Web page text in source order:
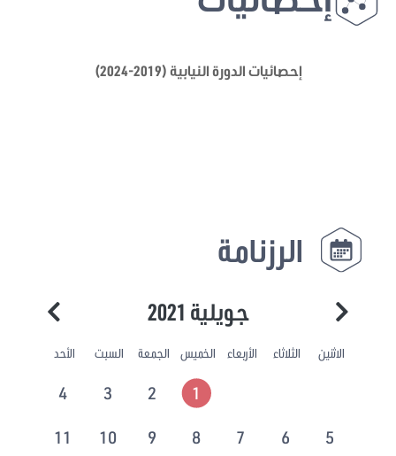
إحصائيات الدورة النيابية (2019-2024)
الرزنامة
جويلية 2021
الاثنين الثلاثاء الأربعاء الخميس الجمعة السبت الأحد
1
2
3
4
5
6
7
8
9
10
11